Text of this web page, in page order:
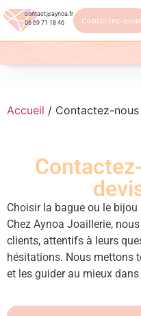
contact@aynoa.fr
06 69 71 18 46
Contactez-nous
Accueil / Contactez-nous
Choisir la bague ou le
Chez Aynoa Joaillerie,
clients, attentifs à leurs
hésitations. Nous mettons
et les guider au mieux